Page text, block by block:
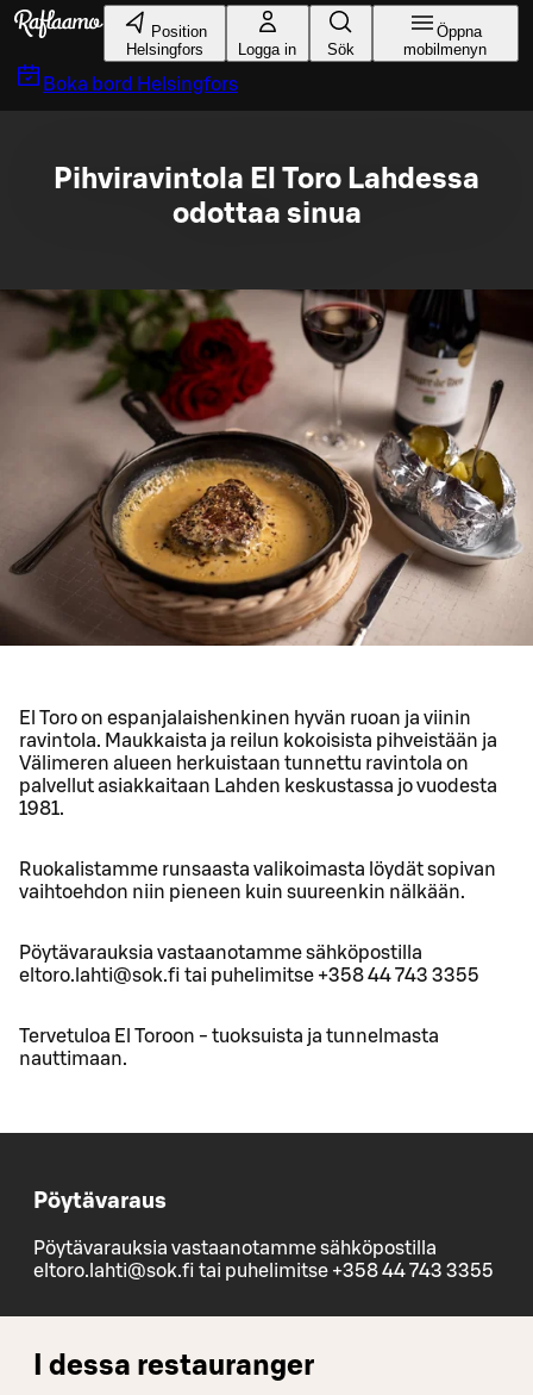
Gå till huvudinnehållet
Position
Helsingfors
Logga in Sök
Öppna
mobilmenyn
Boka bord Helsingfors
Pihviravintola El Toro Lahdessa
odottaa sinua
El Toro on espanjalaishenkinen hyvän ruoan ja viinin
ravintola. Maukkaista ja reilun kokoisista pihveistään ja
Välimeren alueen herkuistaan tunnettu ravintola on
palvellut asiakkaitaan Lahden keskustassa jo vuodesta
1981.
Ruokalistamme runsaasta valikoimasta löydät sopivan
vaihtoehdon niin pieneen kuin suureenkin nälkään.
Pöytävarauksia vastaanotamme sähköpostilla
eltoro.lahti@sok.fi tai puhelimitse +358 44 743 3355
Tervetuloa El Toroon - tuoksuista ja tunnelmasta
nauttimaan.
Pöytävaraus
Pöytävarauksia vastaanotamme sähköpostilla
eltoro.lahti@sok.fi tai puhelimitse +358 44 743 3355
I dessa restauranger